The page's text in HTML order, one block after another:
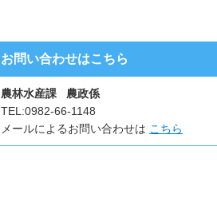
お問い合わせはこちら
農林水産課 農政係
TEL:0982-66-1148
メールによるお問い合わせは こちら